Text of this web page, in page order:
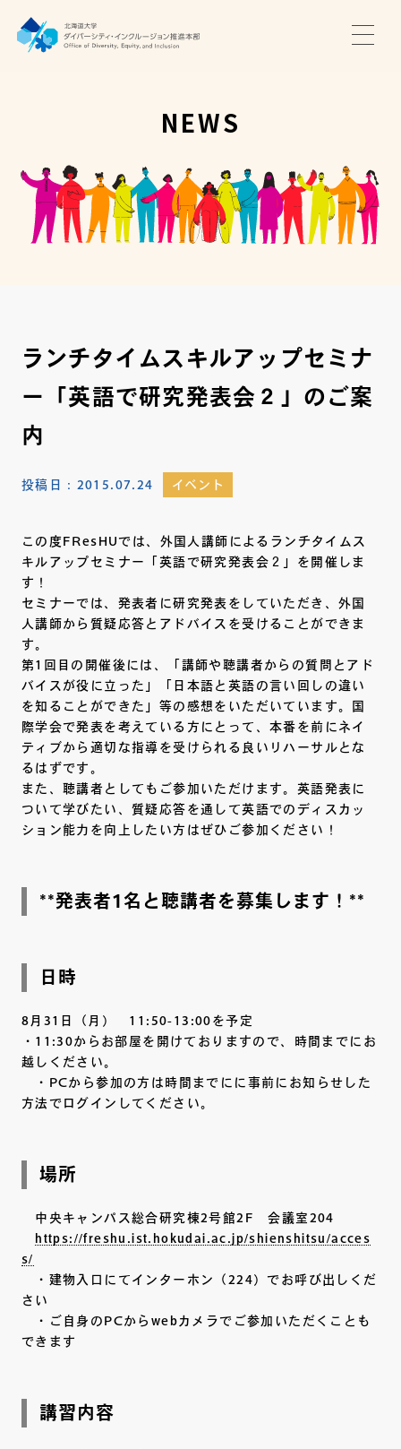
推進本部について
アクセス・お問い合わせ
NEWS
ランチタイムスキルアップセミナ
ー「英語で研究発表会２」のご案
内
投稿日： 2015.07.24 イベント
この度FResHUでは、外国人講師によるランチタイムス
キルアップセミナー「英語で研究発表会２」を開催しま
す！
セミナーでは、発表者に研究発表をしていただき、外国
人講師から質疑応答とアドバイスを受けることができま
す。
第1回目の開催後には、「講師や聴講者からの質問とアド
バイスが役に立った」「日本語と英語の言い回しの違い
を知ることができた」等の感想をいただいています。国
際学会で発表を考えている方にとって、本番を前にネイ
ティブから適切な指導を受けられる良いリハーサルとな
るはずです。
また、聴講者としてもご参加いただけます。英語発表に
ついて学びたい、質疑応答を通して英語でのディスカッ
ション能力を向上したい方はぜひご参加ください！
**発表者1名と聴講者を募集します！**
日時
8月31日（月） 11:50-13:00を予定
・11:30からお部屋を開けておりますので、時間までにお
越しください。
・PCから参加の方は時間までにに事前にお知らせした
方法でログインしてください。
場所
中央キャンパス総合研究棟2号館2F 会議室204
https://freshu.ist.hokudai.ac.jp/shienshitsu/acces
s/
・建物入口にてインターホン（224）でお呼び出しくだ
さい
・ご自身のPCからwebカメラでご参加いただくことも
できます
講習内容